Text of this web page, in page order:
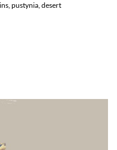
pustynia, desert